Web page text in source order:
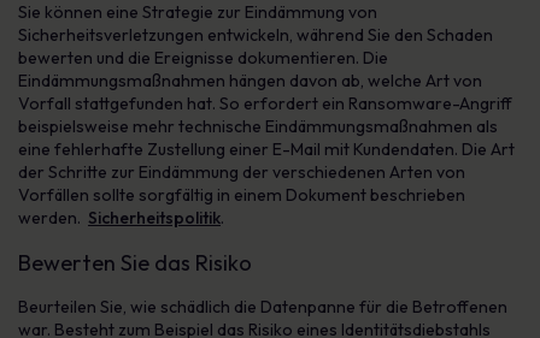
Sie können eine Strategie zur Eindämmung von
Sicherheitsverletzungen entwickeln, während Sie den Schaden
bewerten und die Ereignisse dokumentieren. Die
Eindämmungsmaßnahmen hängen davon ab, welche Art von
Vorfall stattgefunden hat. So erfordert ein Ransomware-Angriff
beispielsweise mehr technische Eindämmungsmaßnahmen als
eine fehlerhafte Zustellung einer E-Mail mit Kundendaten. Die Art
der Schritte zur Eindämmung der verschiedenen Arten von
Vorfällen sollte sorgfältig in einem Dokument beschrieben
werden. Sicherheitspolitik.
Bewerten Sie das Risiko
Beurteilen Sie, wie schädlich die Datenpanne für die Betroffenen
war. Besteht zum Beispiel das Risiko eines Identitätsdiebstahls